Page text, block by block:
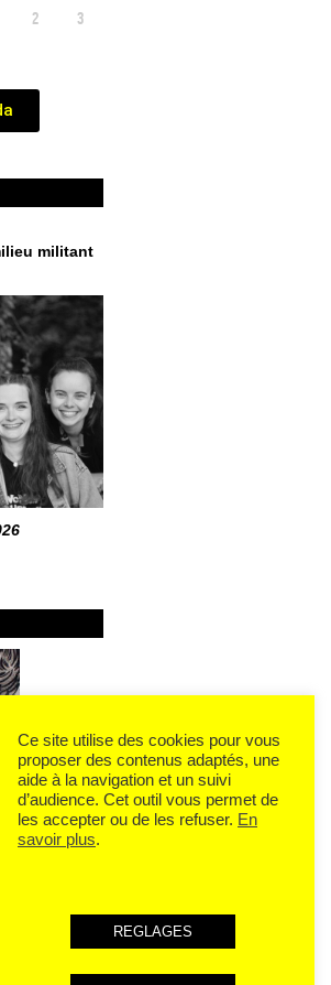
2 3
militant
Ce site utilise des cookies pour vous
proposer des contenus adaptés, une
aide à la navigation et un suivi
d’audience. Cet outil vous permet de
les accepter ou de les refuser. En
savoir plus.
REGLAGES